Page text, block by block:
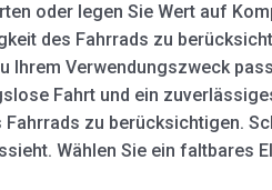
oder legen Sie Wert auf
des Fahrrads zu
Ihrem Verwendungszweck
Fahrt und ein
Fahrrads zu berücksichtigen.
Wählen Sie ein faltbares